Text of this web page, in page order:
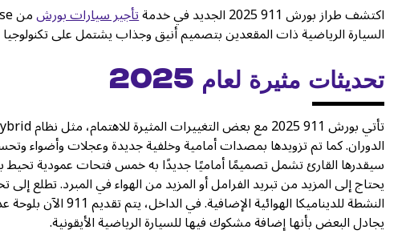
اكتشف طراز بورش 911 2025 الجديد في خدمة تأجير سيارات بورش
السيارة الرياضية ذات المقعدين بتصميم أنيق وجذاب يشتمل على
تحديثات مثيرة لعام 2025
الدوران. كما تم تزويدها بمصدات أمامية وخلفية جديدة وعجلات وأضواء
سيقدرها القارئ تشمل تصميمًا أماميًا جديدًا به خمس فتحات عمودية تحيط
يحتاج إلى المزيد من تبريد الفرامل أو المزيد من الهواء في المبرد. تطلع
النشطة للديناميكا
يجادل البعض بأنها إضافة مشكوك فيها للسيارة الرياضية الأيقونية.